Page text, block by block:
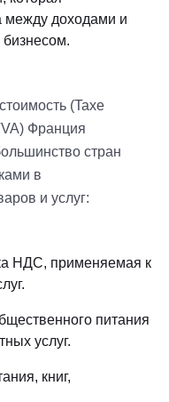
между доходами и
(Taxe
Франция
стран
в
и услуг:
НДС, применяемая к
питания
услуг.
книг,